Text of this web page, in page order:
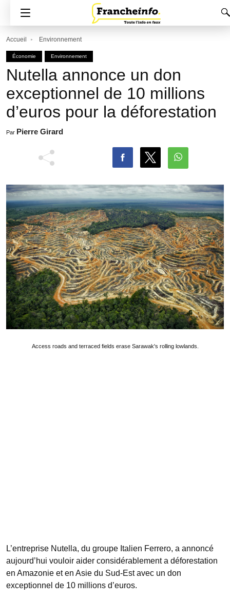
Accueil Environnement
Économie Environnement
Nutella annonce un don
exceptionnel de 10 millions
d’euros pour la déforestation
Par Pierre Girard
Access roads and terraced fields erase Sarawak's rolling lowlands.
L’entreprise Nutella, du groupe Italien Ferrero, a annoncé
aujourd’hui vouloir aider considérablement a déforestation
en Amazonie et en Asie du Sud-Est avec un don
exceptionnel de 10 millions d’euros.